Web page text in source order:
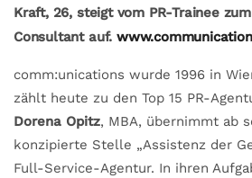
Kraft, 26, steigt vom PR-Trainee
Consultant auf.
comm:unications wurde 1996 in
zählt heute zu den Top 15 PR-
Dorena Opitz, MBA, übernimmt ab
konzipierte Stelle „Assistenz der
Full-Service-Agentur. In ihren